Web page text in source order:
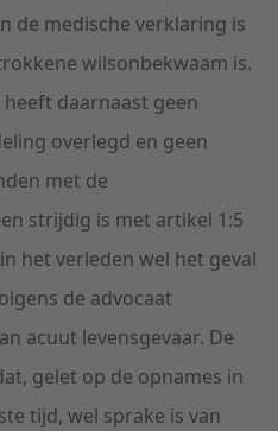
de medische verklaring is
wilsonbekwaam is.
daarnaast geen
overlegd en geen
met de
strijdig is met artikel 1:5
het verleden wel het geval
de advocaat
acuut levensgevaar. De
gelet op de opnames in
tijd, wel sprake is van